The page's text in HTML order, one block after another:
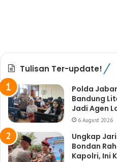
Tulisan Ter-update!
Polda
Bandung
Jadi Agen
6 August 2026
Ungkap
Bondan
Kapolri, Ini